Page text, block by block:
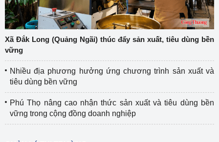
Xã Đắk Long (Quảng Ngãi) thúc đẩy sản xuất, tiêu dùng bền
vững
Nhiều địa phương hưởng ứng chương trình sản xuất và
tiêu dùng bền vững
Phú Thọ nâng cao nhận thức sản xuất và tiêu dùng bền
vững trong cộng đồng doanh nghiệp